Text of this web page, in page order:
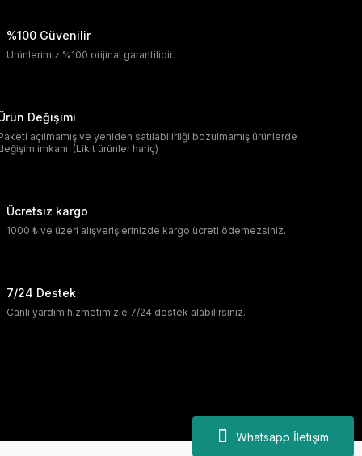
Whatsapp İletişim
%100 Güvenilir
Ürünlerimiz %100 orijinal garantilidir.
Değişimi
açılmamış ve yeniden satılabilirliği bozulmamış ürünlerde
imkanı. (Likit ürünler hariç)
Ücretsiz kargo
1000 ₺ ve üzeri alışverişlerinizde kargo ücreti ödemezsiniz.
7/24 Destek
Canlı yardım hizmetimizle 7/24 destek alabilirsiniz.